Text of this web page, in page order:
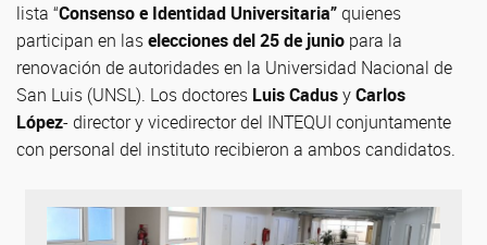
lista “Consenso e Identidad Universitaria”quienes
participan en laselecciones del 25 de junio para la
renovación de autoridades en la Universidad Nacional de
San Luis (UNSL). Los doctores Luis CadusyCarlos
López- director y vicedirector del INTEQUI conjuntamente
con personal del instituto recibieron a ambos candidatos.